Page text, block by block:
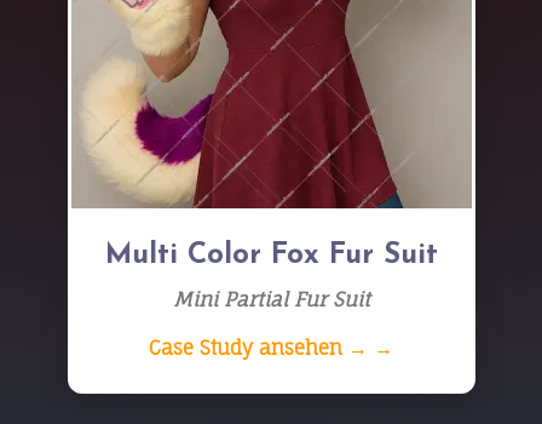
Multi Color Fox Fur Suit
Mini Partial Fur Suit
Case Study ansehen → →